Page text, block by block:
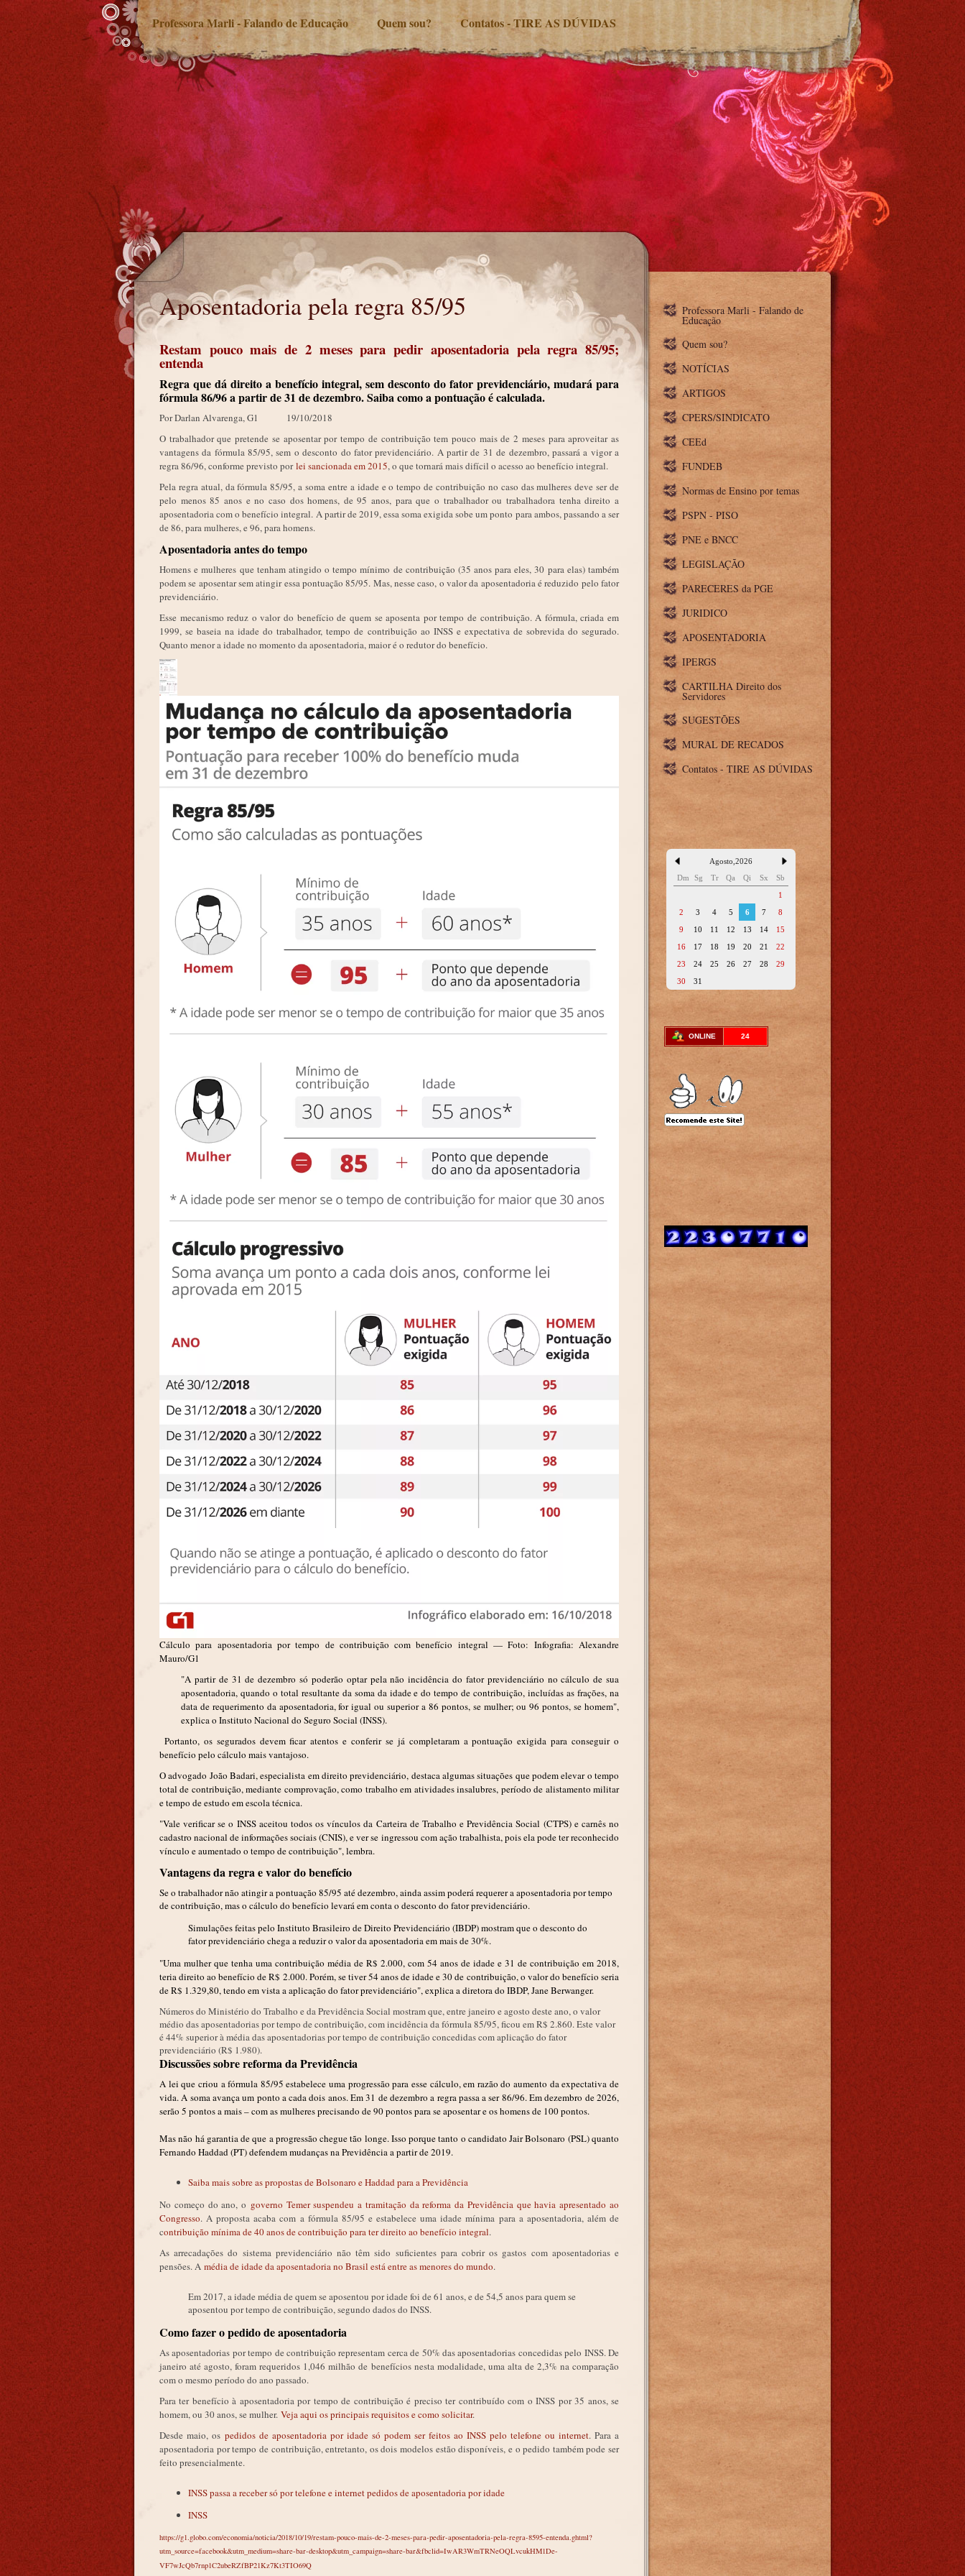
Professora Marli - Falando de Educação Quem sou? Contatos - TIRE AS DÚVIDAS
Aposentadoria pela regra 85/95
Aposentadoria pela regra 85/95
Restam pouco mais de 2 meses para pedir aposentadoria pela regra 85/95;
entenda
Regra que dá direito a benefício integral, sem desconto do fator previdenciário, mudará para
fórmula 86/96 a partir de 31 de dezembro. Saiba como a pontuação é calculada.
Por Darlan Alvarenga, G1 19/10/2018
O trabalhador que pretende se aposentar por tempo de contribuição tem pouco mais de 2 meses para aproveitar as
vantagens da fórmula 85/95, sem o desconto do fator previdenciário. A partir de 31 de dezembro, passará a vigor a
regra 86/96, conforme previsto porlei sancionada em 2015, o que tornará mais difícil o acesso ao benefício integral.
Pela regra atual, da fórmula 85/95, a soma entre a idade e o tempo de contribuição no caso das mulheres deve ser de
pelo menos 85 anos e no caso dos homens, de 95 anos, para que o trabalhador ou trabalhadora tenha direito a
aposentadoria com o benefício integral. A partir de 2019, essa soma exigida sobe um ponto para ambos, passando a ser
de 86, para mulheres, e 96, para homens.
Aposentadoria antes do tempo
Homens e mulheres que tenham atingido o tempo mínimo de contribuição (35 anos para eles, 30 para elas) também
podem se aposentar sem atingir essa pontuação 85/95. Mas, nesse caso, o valor da aposentadoria é reduzido pelo fator
previdenciário.
Esse mecanismo reduz o valor do benefício de quem se aposenta por tempo de contribuição. A fórmula, criada em
1999, se baseia na idade do trabalhador, tempo de contribuição ao INSS e expectativa de sobrevida do segurado.
Quanto menor a idade no momento da aposentadoria, maior é o redutor do benefício.
Cálculo para aposentadoria por tempo de contribuição com benefício integral — Foto: Infografia: Alexandre
Mauro/G1
"A partir de 31 de dezembro só poderão optar pela não incidência do fator previdenciário no cálculo de sua
aposentadoria, quando o total resultante da soma da idade e do tempo de contribuição, incluídas as frações, na
data de requerimento da aposentadoria, for igual ou superior a 86 pontos, se mulher; ou 96 pontos, se homem",
explica o Instituto Nacional do Seguro Social (INSS).
Portanto, os segurados devem ficar atentos e conferir se já completaram a pontuação exigida para conseguir o
benefício pelo cálculo mais vantajoso.
O advogado João Badari, especialista em direito previdenciário, destaca algumas situações que podem elevar o tempo
total de contribuição, mediante comprovação, como trabalho em atividades insalubres, período de alistamento militar
e tempo de estudo em escola técnica.
"Vale verificar se o INSS aceitou todos os vínculos da Carteira de Trabalho e Previdência Social (CTPS) e carnês no
cadastro nacional de informações sociais (CNIS), e ver se ingressou com ação trabalhista, pois ela pode ter reconhecido
vínculo e aumentado o tempo de contribuição", lembra.
Vantagens da regra e valor do benefício
Se o trabalhador não atingir a pontuação 85/95 até dezembro, ainda assim poderá requerer a aposentadoria por tempo
de contribuição, mas o cálculo do benefício levará em conta o desconto do fator previdenciário.
Simulações feitas pelo Instituto Brasileiro de Direito Previdenciário (IBDP) mostram que o desconto do
fator previdenciário chega a reduzir o valor da aposentadoria em mais de 30%.
"Uma mulher que tenha uma contribuição média de R$ 2.000, com 54 anos de idade e 31 de contribuição em 2018,
teria direito ao benefício de R$ 2.000. Porém, se tiver 54 anos de idade e 30 de contribuição, o valor do benefício seria
de R$ 1.329,80, tendo em vista a aplicação do fator previdenciário", explica a diretora do IBDP, Jane Berwanger.
Números do Ministério do Trabalho e da Previdência Social mostram que, entre janeiro e agosto deste ano, o valor
médio das aposentadorias por tempo de contribuição, com incidência da fórmula 85/95, ficou em R$ 2.860. Este valor
é 44% superior à média das aposentadorias por tempo de contribuição concedidas com aplicação do fator
previdenciário (R$ 1.980).
Discussões sobre reforma da Previdência
A lei que criou a fórmula 85/95 estabelece uma progressão para esse cálculo, em razão do aumento da expectativa de
vida. A soma avança um ponto a cada dois anos. Em 31 de dezembro a regra passa a ser 86/96. Em dezembro de 2026,
serão 5 pontos a mais – com as mulheres precisando de 90 pontos para se aposentar e os homens de 100 pontos.
Mas não há garantia de que a progressão chegue tão longe. Isso porque tanto o candidato Jair Bolsonaro (PSL) quanto
Fernando Haddad (PT) defendem mudanças na Previdência a partir de 2019.
Saiba mais sobre as propostas de Bolsonaro e Haddad para a Previdência
No começo do ano, o governo Temer suspendeu a tramitação da reforma da Previdência que havia apresentado ao
Congresso. A proposta acaba com a fórmula 85/95 e estabelece uma idade mínima para a aposentadoria, além de
contribuição mínima de 40 anos de contribuição para ter direito ao benefício integral.
As arrecadações do sistema previdenciário não têm sido suficientes para cobrir os gastos com aposentadorias e
pensões. A média de idade da aposentadoria no Brasil está entre as menores do mundo.
Em 2017, a idade média de quem se aposentou por idade foi de 61 anos, e de 54,5 anos para quem se
aposentou por tempo de contribuição, segundo dados do INSS.
Como fazer o pedido de aposentadoria
As aposentadorias por tempo de contribuição representam cerca de 50% das aposentadorias concedidas pelo INSS. De
janeiro até agosto, foram requeridos 1,046 milhão de benefícios nesta modalidade, uma alta de 2,3% na comparação
com o mesmo período do ano passado.
Para ter benefício à aposentadoria por tempo de contribuição é preciso ter contribuído com o INSS por 35 anos, se
homem, ou 30 anos, se mulher. Veja aqui os principais requisitos e como solicitar.
Desde maio, os pedidos de aposentadoria por idade só podem ser feitos ao INSS pelo telefone ou internet. Para a
aposentadoria por tempo de contribuição, entretanto, os dois modelos estão disponíveis, e o pedido também pode ser
feito presencialmente.
INSS passa a receber só por telefone e internet pedidos de aposentadoria por idade
INSS
https://g1.globo.com/economia/noticia/2018/10/19/restam-pouco-mais-de-2-meses-para-pedir-aposentadoria-pela-regra-8595-entenda.ghtml?
utm_source=facebook&utm_medium=share-bar-desktop&utm_campaign=share-bar&fbclid=IwAR3WmTRNeOQLvcukHM1De-
VF7wJcQb7rnp1C2ubeRZfBP21Kz7Kt3TIO69Q
Professora Marli - Falando de
Educação
Quem sou?
NOTÍCIAS
ARTIGOS
CPERS/SINDICATO
CEEd
FUNDEB
Normas de Ensino por temas
PSPN - PISO
PNE e BNCC
LEGISLAÇÃO
PARECERES da PGE
JURIDICO
APOSENTADORIA
IPERGS
CARTILHA Direito dos
Servidores
SUGESTÕES
MURAL DE RECADOS
Contatos - TIRE AS DÚVIDAS
Agosto 2026
Dm
Sg Tr Qa Qi Sx
Sb
1
2
3 4 5 6 7
8
9
10 11 12 13 14
15
16
17 18 19 20 21
22
23
24 25 26 27 28
29
30
31
ONLINE 24